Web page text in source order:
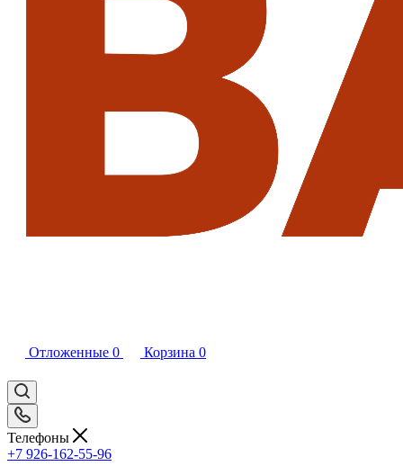
Отложенные 0 Корзина 0
Телефоны
+7 926-162-55-96